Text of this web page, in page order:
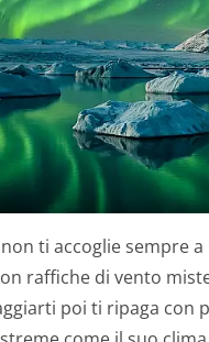
non ti accoglie sempre
raffiche di vento
poi ti ripaga con